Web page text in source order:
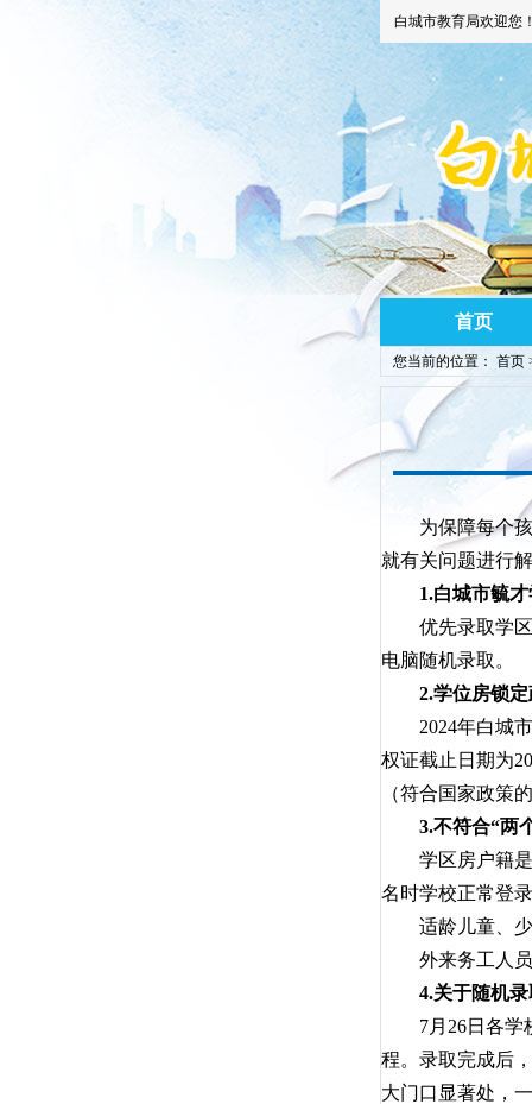
白城市教育局欢迎您
首页
您当前的位置： 首页
为保障每个孩
就有关问题进行
1.白城市毓
优先录取学区
电脑随机录取。
2.学位房锁定
2024年白城市
权证截止日期为
（符合国家政策
3.不符合“两
学区房户籍是
名时学校正常登
适龄儿童、少
外来务工人员
4.关于随机
7月26日各学校
程。录取完成后
大门口显著处，